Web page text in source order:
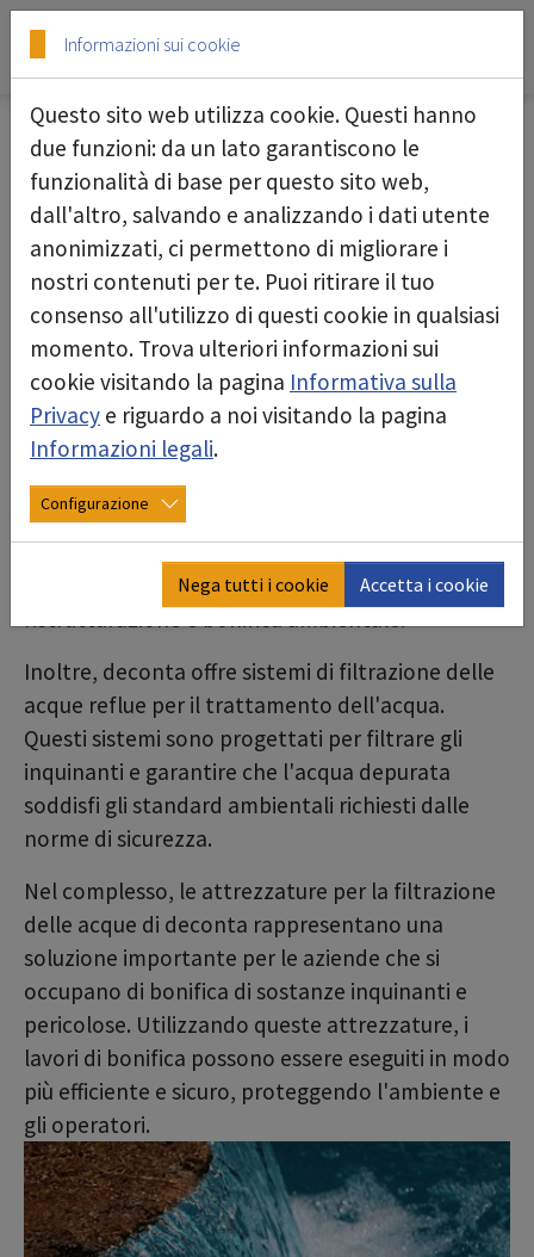
Skip to main content
Skip to page footer
Gestione acque
deconta offre una gamma completa di prodotti
per la gestione dell'acqua specificamente
progettati per la bonifica di sostanze nocive e
pericolose. Queste attrezzature sono
fondamentali per garantire sicurezza ed
efficienza nella gestione dell'acqua in aree
contaminate.
Le unità filtrazione acque con boiler di deconta
garantiscono il riscaldamento dell'acqua delle
docce e il filtraggio delle acque reflue. Queste
unità sono robuste e progettate per l'uso in
ambienti difficili. Sono ideali anche nei progetti di
Inoltre, deconta offre sistemi di filtrazione delle
acque reflue per il trattamento dell'acqua.
Questi sistemi sono progettati per filtrare gli
inquinanti e garantire che l'acqua depurata
soddisfi gli standard ambientali richiesti dalle
norme di sicurezza.
Nel complesso, le attrezzature per la filtrazione
delle acque di deconta rappresentano una
soluzione importante per le aziende che si
occupano di bonifica di sostanze inquinanti e
pericolose. Utilizzando queste attrezzature, i
lavori di bonifica possono essere eseguiti in modo
più efficiente e sicuro, proteggendo l'ambiente e
gli operatori.
Informazioni sui cookie
Questo sito web utilizza cookie. Questi hanno
due funzioni: da un lato garantiscono le
funzionalità di base per questo sito web,
dall'altro, salvando e analizzando i dati utente
anonimizzati, ci permettono di migliorare i
nostri contenuti per te. Puoi ritirare il tuo
consenso all'utilizzo di questi cookie in qualsiasi
momento. Trova ulteriori informazioni sui
cookie visitando la pagina Informativa sulla
Privacy e riguardo a noi visitando la pagina
Informazioni legali.
Configurazione
Nega tutti i cookie Accetta i cookie